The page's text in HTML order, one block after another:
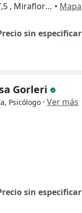
ruta 8 panamericana km 37,5 , Miraflores Country Club - Escobar, Garín • Mapa
sin especificar
Gorleri
Psicólogo · Ver más
sin especificar